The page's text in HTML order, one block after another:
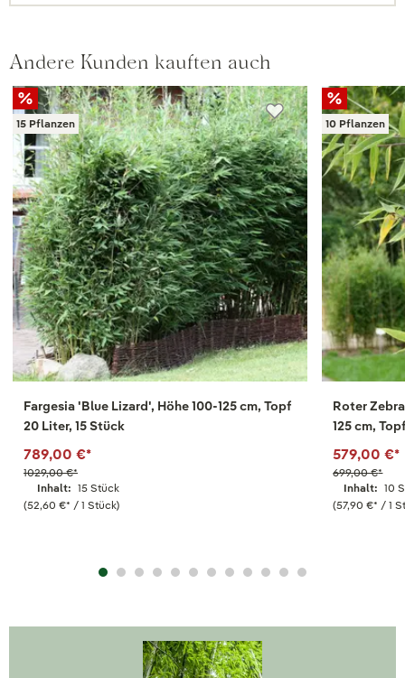
Andere Kunden kauften auch
15 Pflanzen
Fargesia 'Blue Lizard', Höhe 100-125 cm, Topf
20 Liter, 15 Stück
Inhalt: 15 Stück
(52,60 €* / 1 Stück)
789,00 €*
1029,00 €*
10 Pflanzen
Roter
125 cm,
Inhalt: 10
(57,90 €* / 1
579,00 €*
699,00 €*